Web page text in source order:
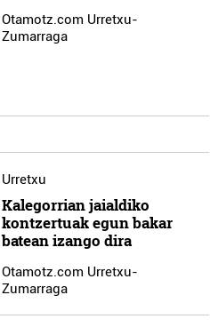
Otamotz.com Urretxu-
Zumarraga
Urretxu
Kalegorrian jaialdiko
kontzertuak egun bakar
batean izango dira
Otamotz.com Urretxu-
Zumarraga